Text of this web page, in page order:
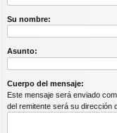
Su nombre:
Asunto:
Cuerpo del mensaje:
Este mensaje será enviado
del remitente será su dirección